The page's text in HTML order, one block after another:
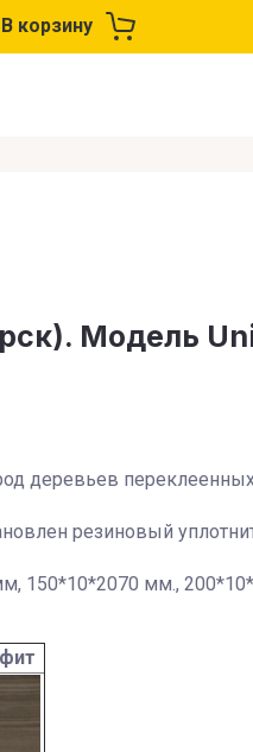
В корзину
Модель
деревьев
резиновый
150*10*2070 мм.,